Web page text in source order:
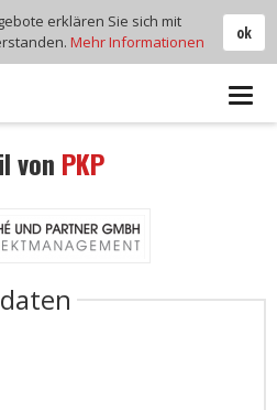
von PKP
ok
erklären Sie sich mit
Mehr Informationen